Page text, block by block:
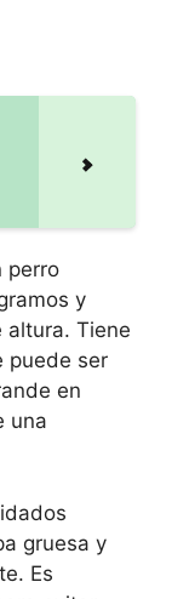
perro
y
altura. Tiene
puede ser
en
una
gruesa y
Es